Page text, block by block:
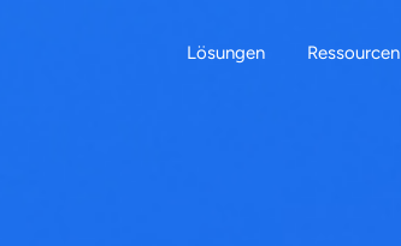
Lösungen Ressourcen